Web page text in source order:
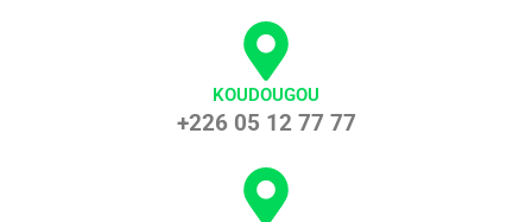
KOUDOUGOU
+226 05 12 77 77